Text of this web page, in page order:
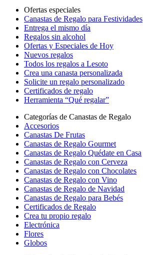
Ofertas especiales
Canastas de Regalo para Festividades
Entrega el mismo día
Regalos sin alcohol
Ofertas y Especiales de Hoy
Nuevos regalos
Todos los regalos a Lesoto
Crea una canasta personalizada
Solicite un regalo personalizado
Certificados de regalo
Herramienta “Qué regalar”
Categorías de Canastas de Regalo
Accesorios
Canastas De Frutas
Canastas de Regalo Gourmet
Canastas de Regalo Quédate en Casa
Canastas de Regalo con Cerveza
Canastas de Regalo con Chocolates
Canastas de Regalo con Vino
Canastas de Regalo de Navidad
Canastas de Regalo para Bebés
Certificados de Regalo
Crea tu propio regalo
Electrónica
Flores
Globos